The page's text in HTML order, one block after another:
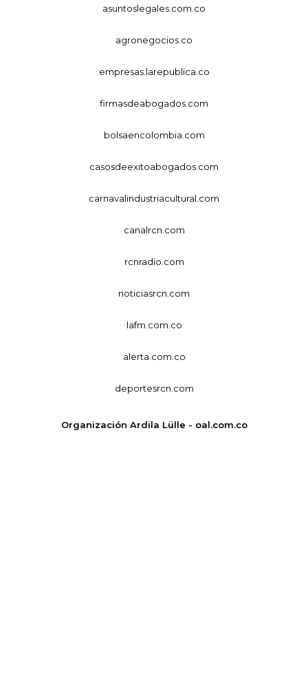
asuntoslegales.com.co
agronegocios.co
empresas.larepublica.co
firmasdeabogados.com
bolsaencolombia.com
casosdeexitoabogados.com
carnavalindustriacultural.com
canalrcn.com
rcnradio.com
noticiasrcn.com
lafm.com.co
alerta.com.co
deportesrcn.com
Organización Ardila Lülle - oal.com.co